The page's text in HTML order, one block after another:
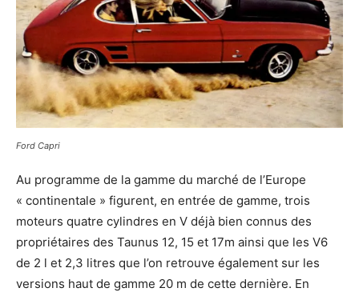
Ford Capri
Au programme de la gamme du marché de l’Europe
« continentale » figurent, en entrée de gamme, trois
moteurs quatre cylindres en V déjà bien connus des
propriétaires des Taunus 12, 15 et 17m ainsi que les V6
de 2 l et 2,3 litres que l’on retrouve également sur les
versions haut de gamme 20 m de cette dernière. En